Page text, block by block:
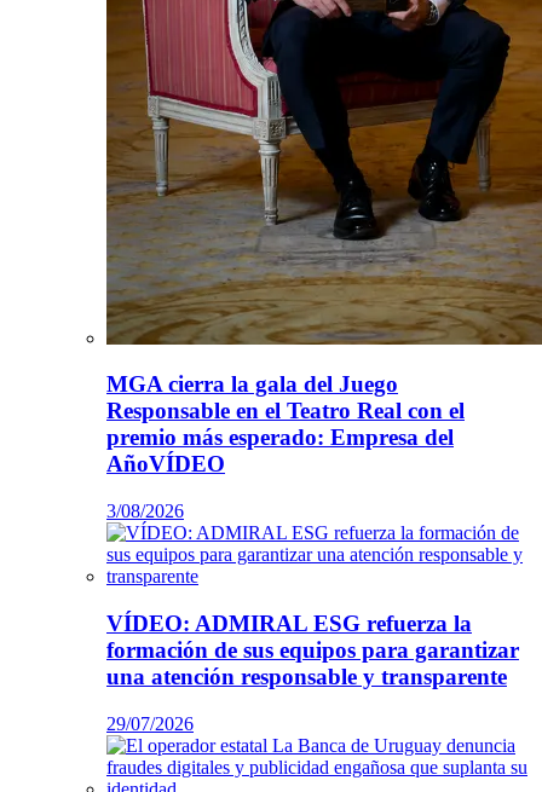
MGA cierra la gala del Juego
Responsable en el Teatro Real con el
premio más esperado: Empresa del
AñoVÍDEO
3/08/2026
VÍDEO: ADMIRAL ESG refuerza la
formación de sus equipos para garantizar
una atención responsable y transparente
29/07/2026